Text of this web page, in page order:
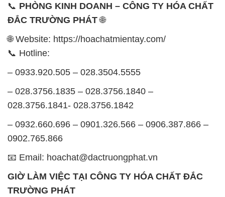
📞 PHÒNG KINH DOANH – CÔNG TY HÓA CHẤT
ĐẮC TRƯỜNG PHÁT🌐
🌐 Website: https://hoachatmientay.com/
📞 Hotline:
– 0933.920.505 – 028.3504.5555
– 028.3756.1835 – 028.3756.1840 –
028.3756.1841- 028.3756.1842
– 0932.660.696 – 0901.326.566 – 0906.387.866 –
0902.765.866
📧 Email: hoachat@dactruongphat.vn
GIỜ LÀM VIỆC TẠI CÔNG TY HÓA CHẤT ĐẮC
TRƯỜNG PHÁT